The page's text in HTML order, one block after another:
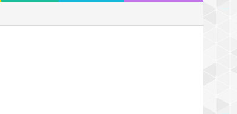
Random Article